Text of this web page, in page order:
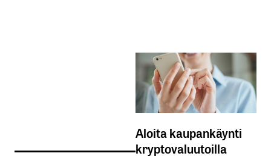
Aloita kaupankäynti
kryptovaluutoilla